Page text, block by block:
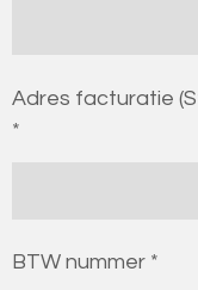
Adres facturatie
*
BTW nummer *